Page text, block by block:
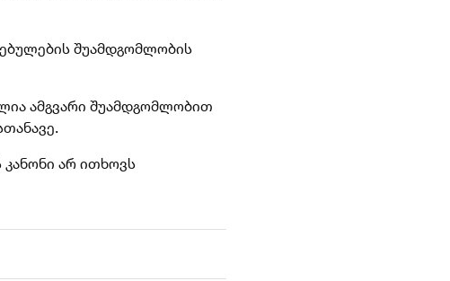
შუამდგომლობის
ამგვარი შუამდგომლობით
არ ითხოვს